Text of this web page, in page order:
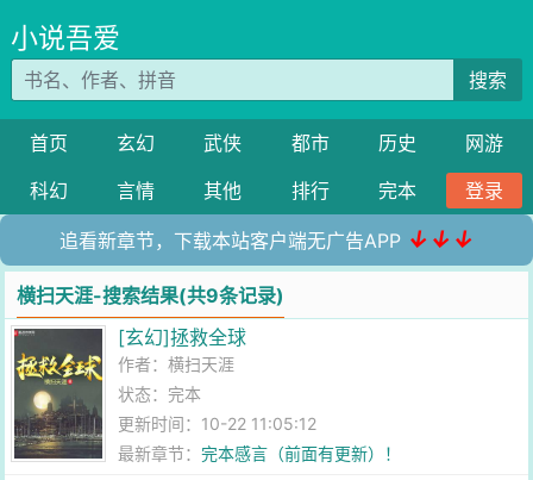
小说吾爱
搜索
首页 玄幻 武侠 都市 历史
网游
科幻
言情 其他 排行 完本 登录
追看新章节，下载本站客户端无广告APP ↓↓↓
横扫天涯-搜索结果(共9条记录)
[玄幻]拯救全球
作者：横扫天涯
状态：完本
更新时间：10-22 11:05:12
最新章节：完本感言（前面有更新）！